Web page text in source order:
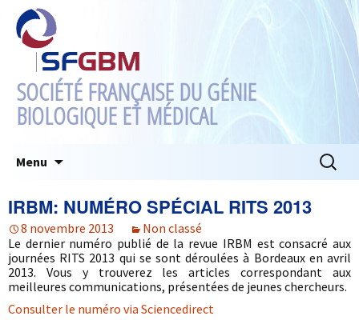
SOCIÉTÉ FRANÇAISE DU GÉNIE
BIOLOGIQUE ET MÉDICAL
Menu
IRBM: NUMÉRO SPÉCIAL RITS 2013
8 novembre 2013
Non classé
Le dernier numéro publié de la revue IRBM est consacré aux
journées RITS 2013 qui se sont déroulées à Bordeaux en avril
2013. Vous y trouverez les articles correspondant aux
meilleures communications, présentées de jeunes chercheurs.
Consulter le numéro via Sciencedirect